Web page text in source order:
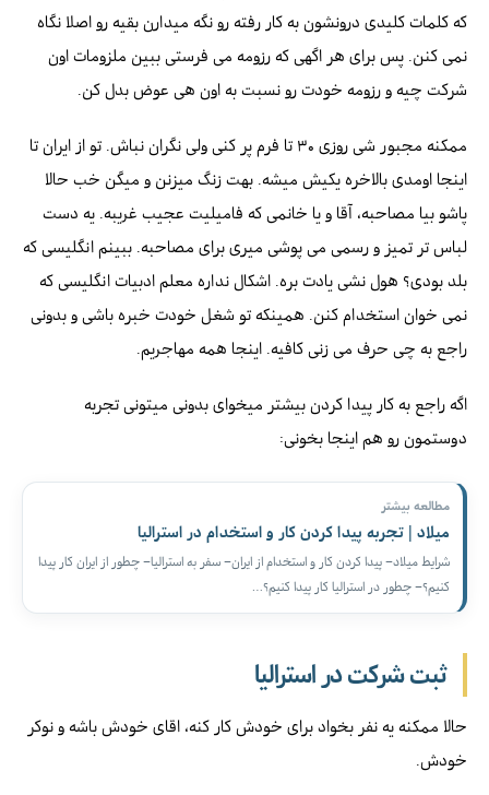
که کلمات کلیدی درونشون به کار رفته رو نگه میدارن بقیه رو اصلا نگاه
نمی کنن. پس برای هر اگهی که رزومه می فرستی ببین ملزومات اون
شرکت چیه و رزومه خودت رو نسبت به اون هی عوض بدل کن.
ممکنه مجبور شی روزی ۳۰ تا فرم پر کنی ولی نگران نباش. تو از ایران تا
اینجا اومدی بالاخره یکیش میشه. بهت زنگ میزنن و میگن خب حالا
پاشو بیا مصاحبه، آقا و یا خانمی که فامیلیت عجیب غریبه. یه دست
لباس تر تمیز و رسمی می پوشی میری برای مصاحبه. ببینم انگلیسی که
بلد بودی؟ هول نشی یادت بره. اشکال نداره معلم ادبیات انگلیسی که
نمی خوان استخدام کنن. همینکه تو شغل خودت خبره باشی و بدونی
راجع به چی حرف می زنی کافیه. اینجا همه مهاجریم.
اگه راجع به کار پیدا کردن بیشتر میخوای بدونی میتونی تجربه
دوستمون رو هم اینجا بخونی:
مطالعه بیشتر
میلاد | تجربه پیدا کردن کار و استخدام در استرالیا
شرایط میلاد– پیدا کردن کار و استخدام از ایران– سفر به استرالیا– چطور از ایران کار پیدا
کنیم؟– چطور در استرالیا کار پیدا کنیم؟…
ثبت شرکت در استرالیا
حالا ممکنه یه نفر بخواد برای خودش کار کنه، اقای خودش باشه و نوکر
خودش.